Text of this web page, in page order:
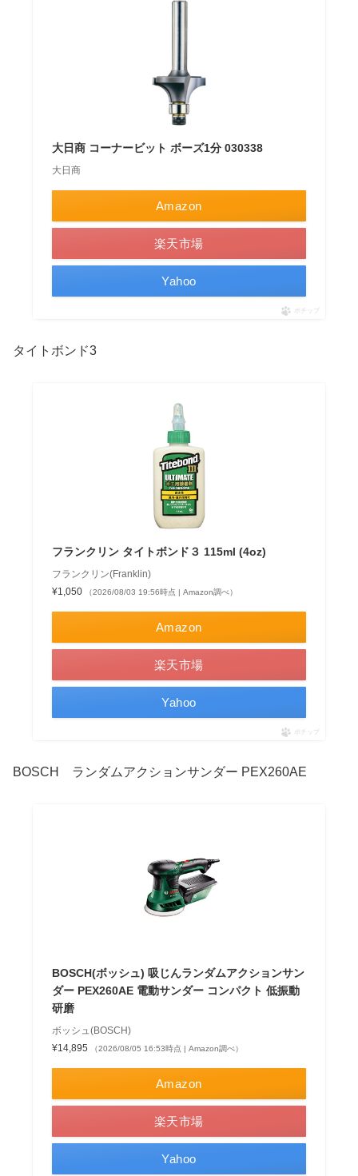
大日商 コーナービット ボーズ1分 030338
大日商
Amazon
楽天市場
Yahoo
ポチップ
タイトボンド3
フランクリン タイトボンド３ 115ml (4oz)
フランクリン(Franklin)
¥1,050
（2026/08/03 19:56時点 | Amazon調べ）
Amazon
楽天市場
Yahoo
ポチップ
BOSCH ランダムアクションサンダー PEX260AE
BOSCH(ボッシュ) 吸じんランダムアクションサン
ダー PEX260AE 電動サンダー コンパクト 低振動
研磨
ボッシュ(BOSCH)
¥14,895
（2026/08/05 16:53時点 | Amazon調べ）
Amazon
楽天市場
Yahoo